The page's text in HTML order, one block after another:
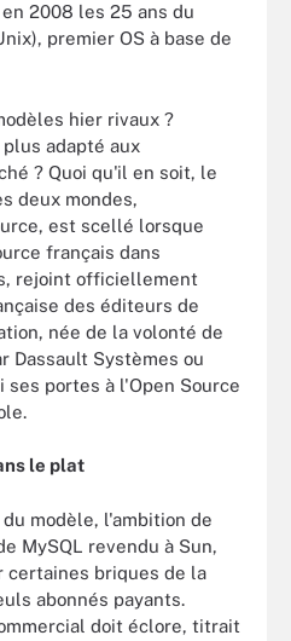
2008 les 25 ans du
premier OS à base de
hier rivaux ?
adapté aux
? Quoi qu'il en soit, le
deux mondes,
est scellé lorsque
français dans
rejoint officiellement
des éditeurs de
née de la volonté de
Dassault Systèmes ou
ses portes à l'Open Source
le plat
modèle, l'ambition de
MySQL revendu à Sun,
certaines briques de la
abonnés payants.
doit éclore, titrait